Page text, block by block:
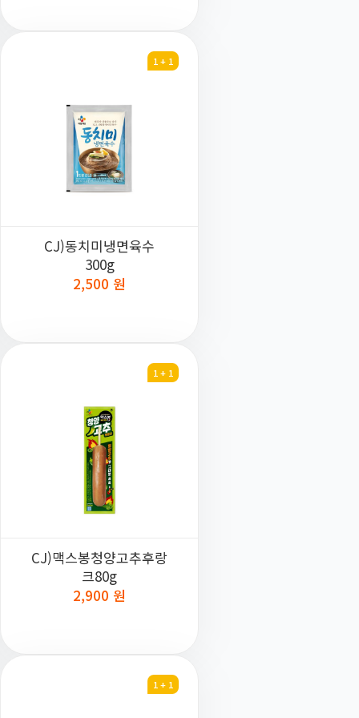
1 + 1
CJ)동치미냉면육수
300g
2,500 원
1 + 1
CJ)맥스봉청양고추후랑
크80g
2,900 원
1 + 1